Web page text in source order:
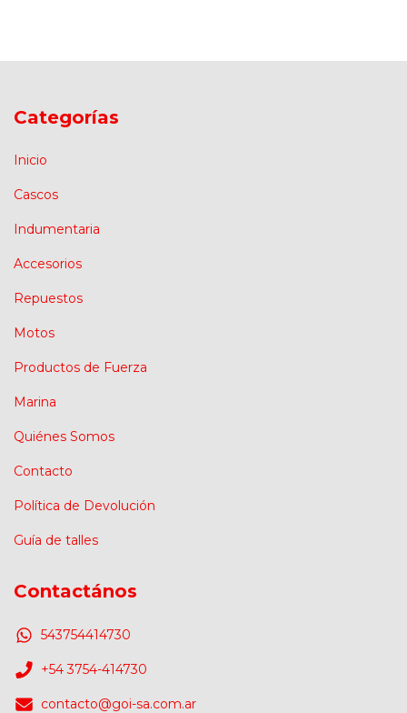
Categorías
Inicio
Cascos
Indumentaria
Accesorios
Repuestos
Motos
Productos de Fuerza
Marina
Quiénes Somos
Contacto
Política de Devolución
Guía de talles
Contactános
543754414730
+54 3754-414730
contacto@goi-sa.com.ar